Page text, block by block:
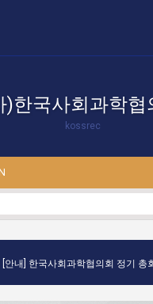
)한국사회과학협
kossrec
[안내] 한국사회과학협의회 정기 총